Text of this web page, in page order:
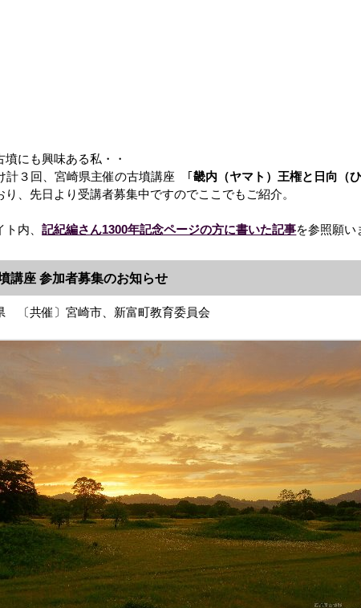
にも興味ある私・・
計３回、宮崎県主催の古墳講座 ｢畿内（ヤマト）王権と日向（ひ
り、先日より受講者募集中ですのでここでもご紹介。
ト内、記紀編さん1300年記念ページの方に書いた記事を参照願
講座 参加者募集のお知らせ
〔共催〕宮崎市、新富町教育委員会